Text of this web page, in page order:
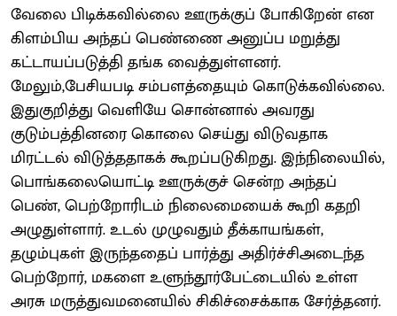
வேலை பிடிக்கவில்லை ஊருக்குப் போகிறேன் என
கிளம்பிய அந்தப் பெண்ணை அனுப்ப மறுத்து
கட்டாயப்படுத்தி தங்க வைத்துள்ளனர்.
மேலும்,பேசியபடி சம்பளத்தையும் கொடுக்கவில்லை.
இதுகுறித்து வெளியே சொன்னால் அவரது
குடும்பத்தினரை கொலை செய்து விடுவதாக
மிரட்டல் விடுத்ததாகக் கூறப்படுகிறது. இந்நிலையில்,
பொங்கலையொட்டி ஊருக்குச் சென்ற அந்தப்
பெண், பெற்றோரிடம் நிலைமையைக் கூறி கதறி
அழுதுள்ளார். உடல் முழுவதும் தீக்காயங்கள்,
தழும்புகள் இருந்ததைப் பார்த்து அதிர்ச்சிஅடைந்த
பெற்றோர், மகளை உளுந்தூர்பேட்டையில் உள்ள
அரசு மருத்துவமனையில் சிகிச்சைக்காக சேர்த்தனர்.